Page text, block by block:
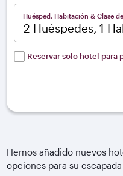
Huésped, Habitación & Clase
2 Huéspedes, 1
Reservar solo hotel para
Hemos añadido nuevos
opciones para su